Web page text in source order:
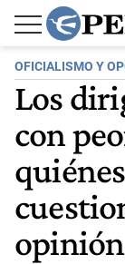
OFICIALISMO Y
Los
con